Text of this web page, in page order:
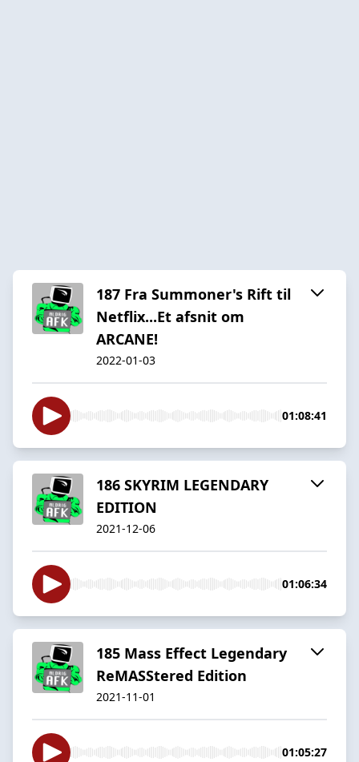
187 Fra Summoner's Rift til
Netflix...Et afsnit om
ARCANE!
2022-01-03
01:08:41
186 SKYRIM LEGENDARY
EDITION
2021-12-06
01:06:34
185 Mass Effect Legendary
ReMASStered Edition
2021-11-01
01:05:27